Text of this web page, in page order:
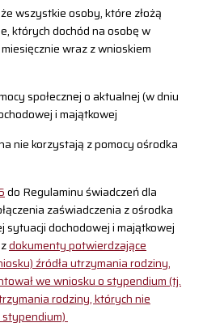
wszystkie osoby, które złożą
których dochód na osobę w
wraz z wnioskiem
społecznej o aktualnej (w dniu
i majątkowej
nie korzystają z pomocy ośrodka
do Regulaminu świadczeń dla
zaświadczenia z ośrodka
sytuacji dochodowej i majątkowej
dokumenty potwierdzające
źródła utrzymania rodziny,
we wniosku o stypendium (tj.
rodziny, których nie